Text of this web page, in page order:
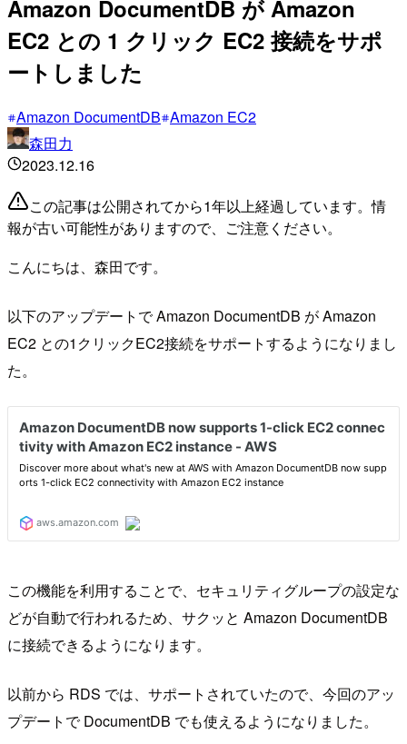
Amazon DocumentDB が Amazon
EC2 との 1 クリック EC2 接続をサポ
ートしました
Amazon DocumentDB Amazon EC2
森田力
2023.12.16
この記事は公開されてから1年以上経過しています。情
報が古い可能性がありますので、ご注意ください。
こんにちは、森田です。
以下のアップデートで Amazon DocumentDB が Amazon
EC2 との1クリックEC2接続をサポートするようになりまし
た。
この機能を利用することで、セキュリティグループの設定な
どが自動で行われるため、サクッと Amazon DocumentDB
に接続できるようになります。
以前から RDS では、サポートされていたので、今回のアッ
プデートで DocumentDB でも使えるようになりました。